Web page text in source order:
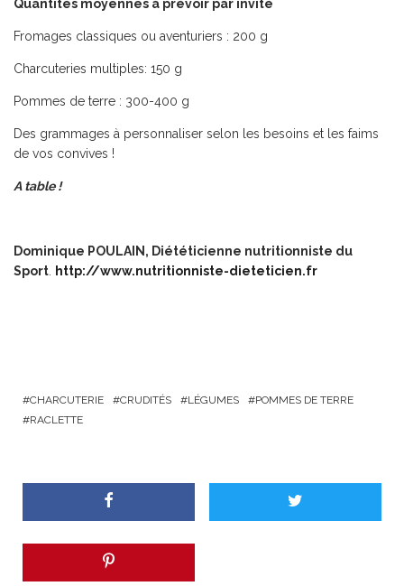
Quantités moyennes à prévoir par invité
Fromages classiques ou aventuriers : 200 g
Charcuteries multiples: 150 g
Pommes de terre : 300-400 g
Des grammages à personnaliser selon les besoins et les faims
de vos convives !
A table !
Dominique POULAIN, Diététicienne nutritionniste du
Sport
http://www.nutritionniste-dieteticien.fr
CHARCUTERIE CRUDITÉS LÉGUMES
POMMES DE TERRE
RACLETTE